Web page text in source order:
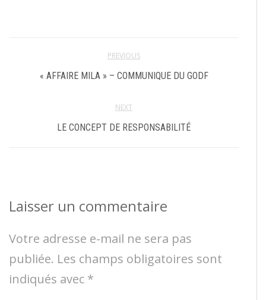
PREVIOUS
« AFFAIRE MILA » – COMMUNIQUE DU GODF
NEXT
LE CONCEPT DE RESPONSABILITÉ
Laisser un commentaire
Votre adresse e-mail ne sera pas
publiée. Les champs obligatoires sont
indiqués avec *